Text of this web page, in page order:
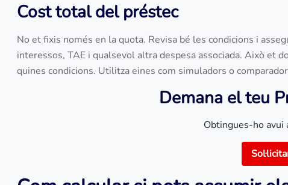
Cost total del préstec
No et fixis només en la quota. Revisa bé les condicions i
interessos, TAE i qualsevol altra despesa associada. Això et
quines condicions. Utilitza eines com simuladors o
Demana el teu
Obtingues-ho avui